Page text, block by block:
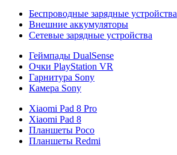
Беспроводные зарядные устройства
Внешние аккумуляторы
Сетевые зарядные устройства
Геймпады DualSense
Очки PlayStation VR
Гарнитура Sony
Камера Sony
Xiaomi Pad 8 Pro
Xiaomi Pad 8
Планшеты Poco
Планшеты Redmi